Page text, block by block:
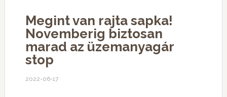
Megint van rajta sapka!
Novemberig biztosan
marad az üzemanyagár
stop
2022-06-17